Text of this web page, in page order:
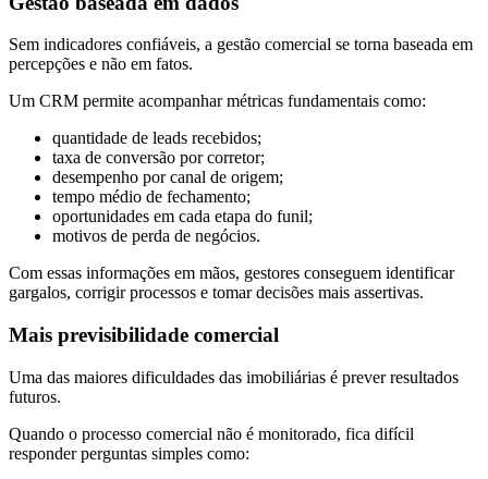
Sem indicadores confiáveis, a gestão comercial se torna baseada em
percepções e não em fatos.
Um CRM permite acompanhar métricas fundamentais como:
quantidade de leads recebidos;
taxa de conversão por corretor;
desempenho por canal de origem;
tempo médio de fechamento;
oportunidades em cada etapa do funil;
motivos de perda de negócios.
Com essas informações em mãos, gestores conseguem identificar
gargalos, corrigir processos e tomar decisões mais assertivas.
Mais previsibilidade comercial
Uma das maiores dificuldades das imobiliárias é prever resultados
futuros.
Quando o processo comercial não é monitorado, fica difícil
responder perguntas simples como: